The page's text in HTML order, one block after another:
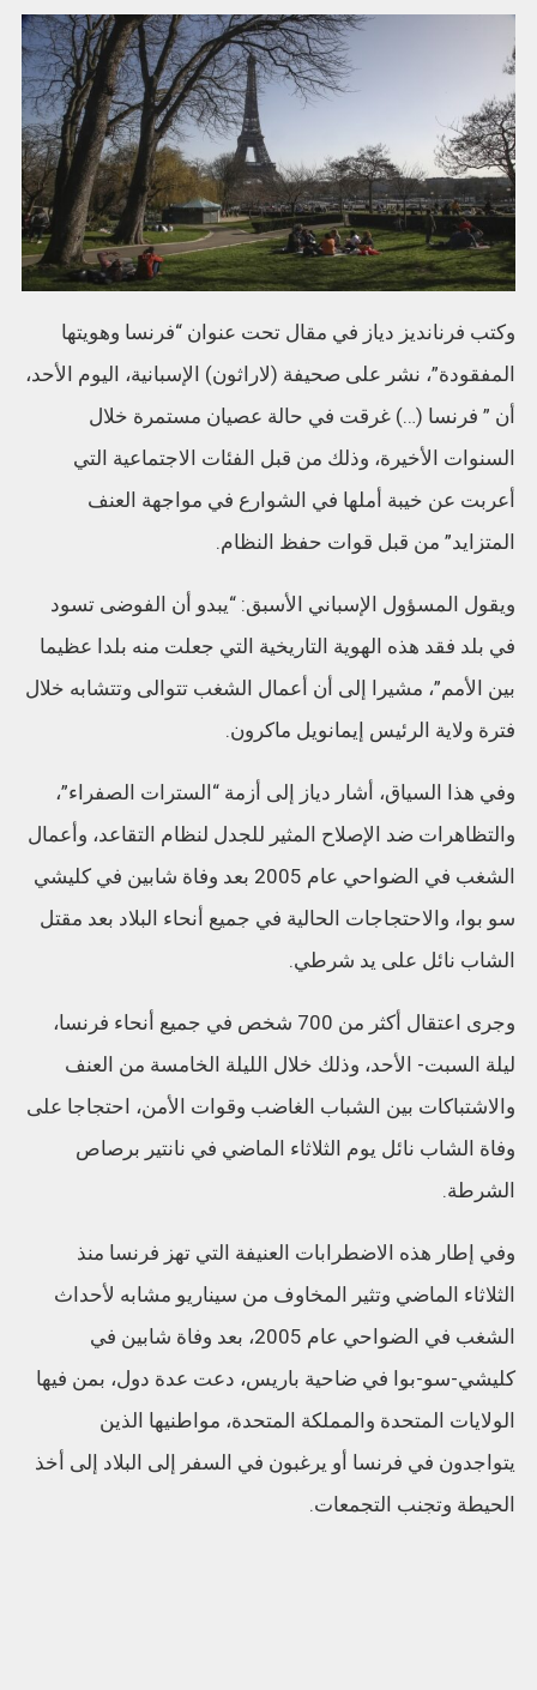
وكتب فرنانديز دياز في مقال تحت عنوان “فرنسا وهويتها
المفقودة”، نشر على صحيفة (لاراثون) الإسبانية، اليوم الأحد،
أن ” فرنسا (…) غرقت في حالة عصيان مستمرة خلال
السنوات الأخيرة، وذلك من قبل الفئات الاجتماعية التي
أعربت عن خيبة أملها في الشوارع في مواجهة العنف
المتزايد” من قبل قوات حفظ النظام.
ويقول المسؤول الإسباني الأسبق: “يبدو أن الفوضى تسود
في بلد فقد هذه الهوية التاريخية التي جعلت منه بلدا عظيما
بين الأمم”، مشيرا إلى أن أعمال الشغب تتوالى وتتشابه خلال
فترة ولاية الرئيس إيمانويل ماكرون.
وفي هذا السياق، أشار دياز إلى أزمة “السترات الصفراء”،
والتظاهرات ضد الإصلاح المثير للجدل لنظام التقاعد، وأعمال
الشغب في الضواحي عام 2005 بعد وفاة شابين في كليشي
سو بوا، والاحتجاجات الحالية في جميع أنحاء البلاد بعد مقتل
الشاب نائل على يد شرطي.
وجرى اعتقال أكثر من 700 شخص في جميع أنحاء فرنسا،
ليلة السبت- الأحد، وذلك خلال الليلة الخامسة من العنف
والاشتباكات بين الشباب الغاضب وقوات الأمن، احتجاجا على
وفاة الشاب نائل يوم الثلاثاء الماضي في نانتير برصاص
الشرطة.
وفي إطار هذه الاضطرابات العنيفة التي تهز فرنسا منذ
الثلاثاء الماضي وتثير المخاوف من سيناريو مشابه لأحداث
الشغب في الضواحي عام 2005، بعد وفاة شابين في
كليشي-سو-بوا في ضاحية باريس، دعت عدة دول، بمن فيها
الولايات المتحدة والمملكة المتحدة، مواطنيها الذين
يتواجدون في فرنسا أو يرغبون في السفر إلى البلاد إلى أخذ
الحيطة وتجنب التجمعات.